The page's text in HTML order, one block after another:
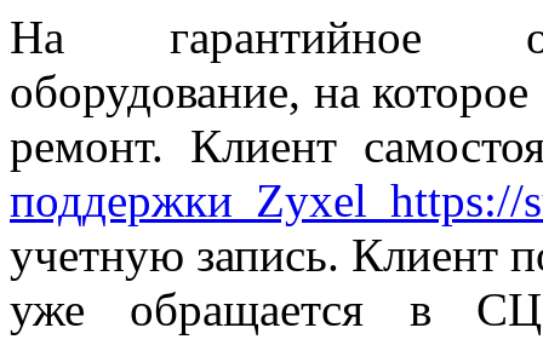
На гарантийное
оборудование, на
ремонт. Клиент
поддержки Zyxel https://
учетную запись. Клиент
уже обращается в СЦ.